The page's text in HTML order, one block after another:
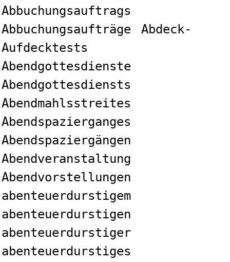
Abbuchungsauftrags
Abbuchungsaufträge
Abdeck-
Aufdecktests
Abendgottesdienste
Abendgottesdiensts
Abendmahlsstreites
Abendspazierganges
Abendspaziergängen
Abendveranstaltung
Abendvorstellungen
abenteuerdurstigem
abenteuerdurstigen
abenteuerdurstiger
abenteuerdurstiges